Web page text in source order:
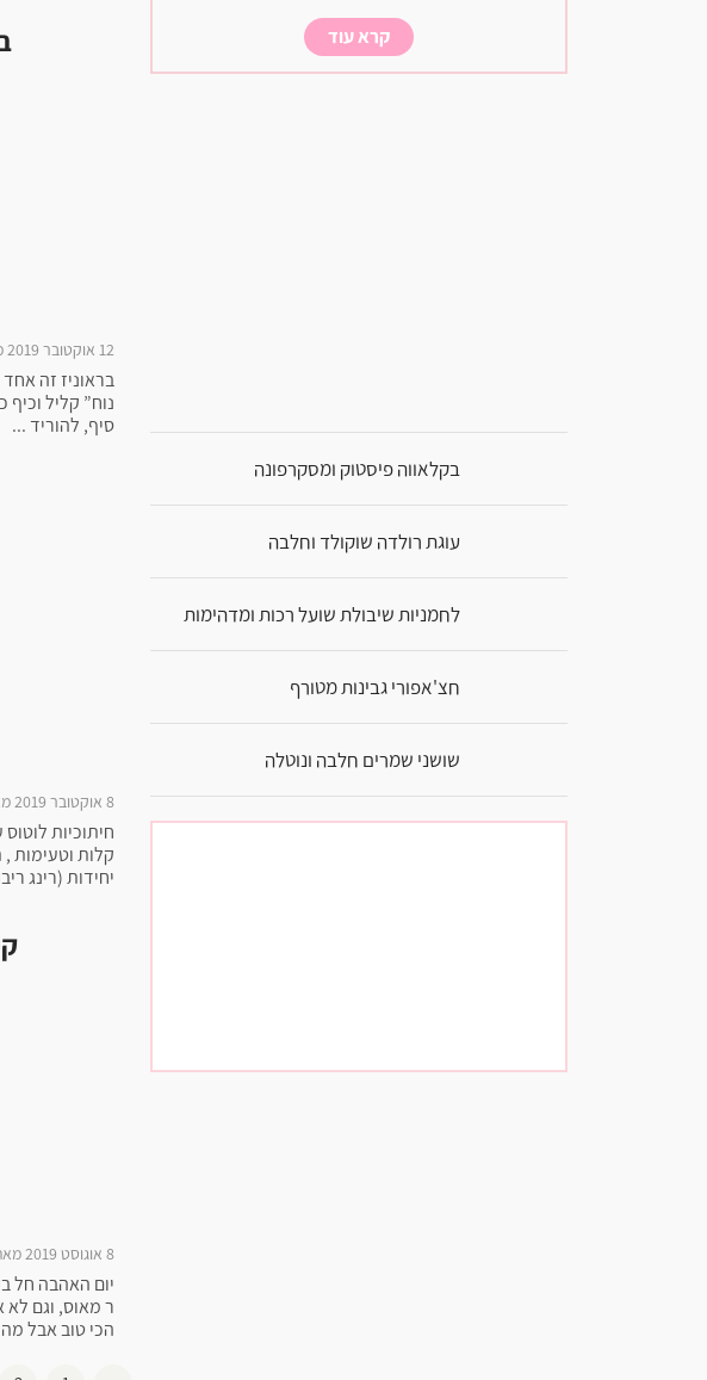
קרא עוד
בקלאווה פיסטוק ומסקרפונה
עוגת רולדה שוקולד וחלבה
לחמניות שיבולת שועל רכות ומדהימות
חצ'אפורי גבינות מטורף
שושני שמרים חלבה ונוטלה
12 אוקטובר 2019 מאת
בראוניז זה
נוח” קליל
סיף, להוריד ...
8 אוקטובר 2019 מאת
יחידות (רינג ריבוע 20*20) :
8 אוגוסט 2019 מאת
יום האהבה חל
ר מאוס, וגם לא
הכי טוב אבל